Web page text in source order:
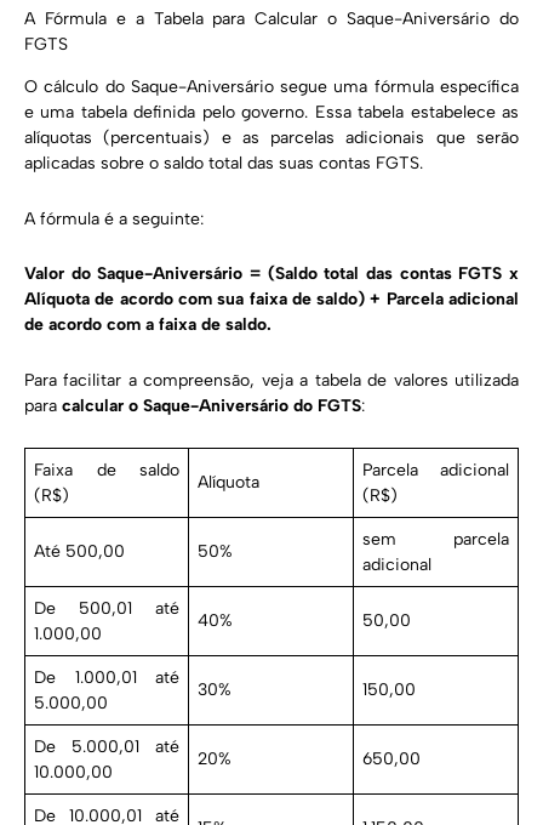
A Fórmula e a Tabela para Calcular o Saque-Aniversário do
FGTS
O cálculo do Saque-Aniversário segue uma fórmula específica
e uma tabela definida pelo governo. Essa tabela estabelece as
alíquotas (percentuais) e as parcelas adicionais que serão
aplicadas sobre o saldo total das suas contas FGTS.
A fórmula é a seguinte:
Valor do Saque-Aniversário = (Saldo total das contas FGTS x
Alíquota de acordo com sua faixa de saldo) + Parcela adicional
de acordo com a faixa de saldo.
Para facilitar a compreensão, veja a tabela de valores utilizada
para calcular o Saque-Aniversário do FGTS:
Faixa de saldo
(R$)
Alíquota
Parcela adicional
(R$)
Até 500,00 50%
sem parcela
adicional
De 500,01 até
1.000,00
40% 50,00
De 1.000,01 até
5.000,00
30% 150,00
De 5.000,01 até
10.000,00
20% 650,00
De 10.000,01 até